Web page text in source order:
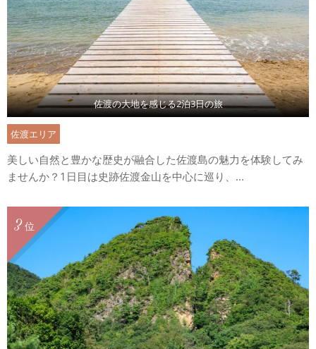
佐渡の大地を感じる2泊3日の旅
佐渡エリア
美しい自然と豊かな歴史が融合した佐渡島の魅力を体験してみ
ませんか？1日目は史跡佐渡金山を中心に巡り、...
位
3